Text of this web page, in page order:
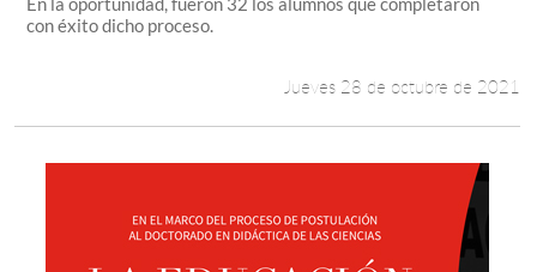
con éxito dicho proceso.
Jueves 28 de octubre de 2021